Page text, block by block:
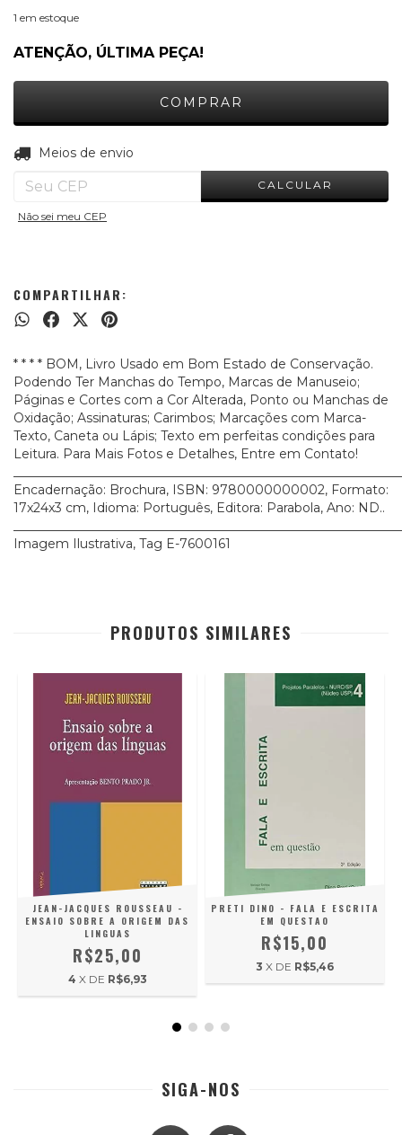
1 em estoque
ATENÇÃO, ÚLTIMA PEÇA!
Entregas para o CEP:
Meios de envio
CALCULAR
Não sei meu CEP
COMPARTILHAR:
* * * * BOM, Livro Usado em Bom Estado de Conservação.
Podendo Ter Manchas do Tempo, Marcas de Manuseio;
Páginas e Cortes com a Cor Alterada, Ponto ou Manchas de
Oxidação; Assinaturas; Carimbos; Marcações com Marca-
Texto, Caneta ou Lápis; Texto em perfeitas condições para
Leitura. Para Mais Fotos e Detalhes, Entre em Contato!
Encadernação: Brochura, ISBN: 9780000000002, Formato:
17x24x3 cm, Idioma: Português, Editora: Parabola, Ano: ND..
Imagem Ilustrativa, Tag E-7600161
PRODUTOS SIMILARES
JEAN-JACQUES ROUSSEAU -
ENSAIO SOBRE A ORIGEM DAS
LINGUAS
R$25,00
4 X DE R$6,93
PRETI DINO - FALA E ESCRITA
EM QUESTAO
R$15,00
3 X DE R$5,46
SIGA-NOS